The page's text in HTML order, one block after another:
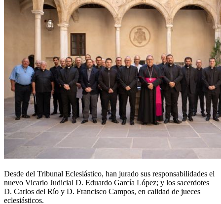
Desde del Tribunal Eclesiástico, han jurado sus responsabilidades el
nuevo Vicario Judicial D. Eduardo García López; y los sacerdotes
D. Carlos del Río y D. Francisco Campos, en calidad de jueces
eclesiásticos.